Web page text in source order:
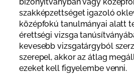
bizonyítványban vagy
szakképzettséget igazoló
középfokú tanulmányai alatt
érettségi vizsga
kevesebb vizsgatárgyból
szerepel, akkor az átlag
ezeket kell figyelembe venni.